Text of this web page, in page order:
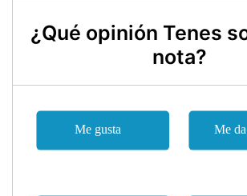
¿Qué opinión Tenes
nota?